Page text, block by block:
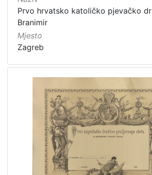
Prvo hrvatsko katoličko pjevačko
Branimir
Mjesto
Zagreb